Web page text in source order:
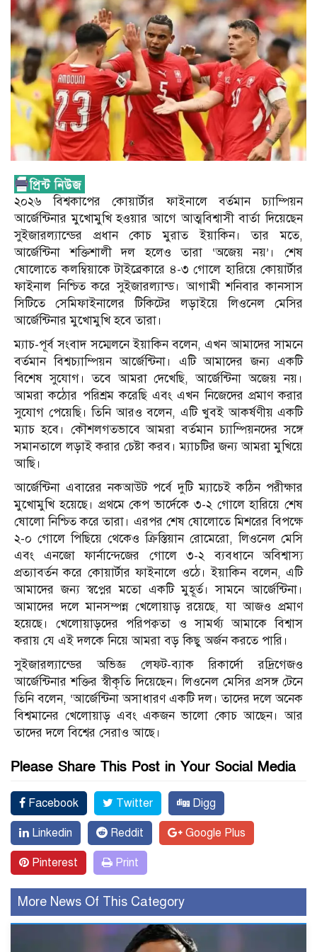
২০২৬ বিশ্বকাপের কোয়ার্টার ফাইনালে বর্তমান চ্যাম্পিয়ন
আর্জেন্টিনার মুখোমুখি হওয়ার আগে আত্মবিশ্বাসী বার্তা দিয়েছেন
সুইজারল্যান্ডের প্রধান কোচ মুরাত ইয়াকিন। তার মতে,
আর্জেন্টিনা শক্তিশালী দল হলেও তারা ‘অজেয় নয়’। শেষ
ষোলোতে কলম্বিয়াকে টাইব্রেকারে ৪-৩ গোলে হারিয়ে কোয়ার্টার
ফাইনাল নিশ্চিত করে সুইজারল্যান্ড। আগামী শনিবার কানসাস
সিটিতে সেমিফাইনালের টিকিটের লড়াইয়ে লিওনেল মেসির
আর্জেন্টিনার মুখোমুখি হবে তারা।
ম্যাচ-পূর্ব সংবাদ সম্মেলনে ইয়াকিন বলেন, এখন আমাদের সামনে
বর্তমান বিশ্বচ্যাম্পিয়ন আর্জেন্টিনা। এটি আমাদের জন্য একটি
বিশেষ সুযোগ। তবে আমরা দেখেছি, আর্জেন্টিনা অজেয় নয়।
আমরা কঠোর পরিশ্রম করেছি এবং এখন নিজেদের প্রমাণ করার
সুযোগ পেয়েছি। তিনি আরও বলেন, এটি খুবই আকর্ষণীয় একটি
ম্যাচ হবে। কৌশলগতভাবে আমরা বর্তমান চ্যাম্পিয়নদের সঙ্গে
সমানতালে লড়াই করার চেষ্টা করব। ম্যাচটির জন্য আমরা মুখিয়ে
আছি।
আর্জেন্টিনা এবারের নকআউট পর্বে দুটি ম্যাচেই কঠিন পরীক্ষার
মুখোমুখি হয়েছে। প্রথমে কেপ ভার্দেকে ৩-২ গোলে হারিয়ে শেষ
ষোলো নিশ্চিত করে তারা। এরপর শেষ ষোলোতে মিশরের বিপক্ষে
২-০ গোলে পিছিয়ে থেকেও ক্রিস্তিয়ান রোমেরো, লিওনেল মেসি
এবং এনজো ফার্নান্দেজের গোলে ৩-২ ব্যবধানে অবিশ্বাস্য
প্রত্যাবর্তন করে কোয়ার্টার ফাইনালে ওঠে। ইয়াকিন বলেন, এটি
আমাদের জন্য স্বপ্নের মতো একটি মুহূর্ত। সামনে আর্জেন্টিনা।
আমাদের দলে মানসম্পন্ন খেলোয়াড় রয়েছে, যা আজও প্রমাণ
হয়েছে। খেলোয়াড়দের পরিপক্বতা ও সামর্থ্য আমাকে বিশ্বাস
করায় যে এই দলকে নিয়ে আমরা বড় কিছু অর্জন করতে পারি।
সুইজারল্যান্ডের অভিজ্ঞ লেফট-ব্যাক রিকার্দো রদ্রিগেজও
আর্জেন্টিনার শক্তির স্বীকৃতি দিয়েছেন। লিওনেল মেসির প্রসঙ্গ টেনে
তিনি বলেন, ‘আর্জেন্টিনা অসাধারণ একটি দল। তাদের দলে অনেক
বিশ্বমানের খেলোয়াড় এবং একজন ভালো কোচ আছেন। আর
তাদের দলে বিশ্বের সেরাও আছে।
Please Share This Post in Your Social Media
Facebook Twitter Digg
Linkedin Reddit Google Plus
Pinterest Print
More News Of This Category